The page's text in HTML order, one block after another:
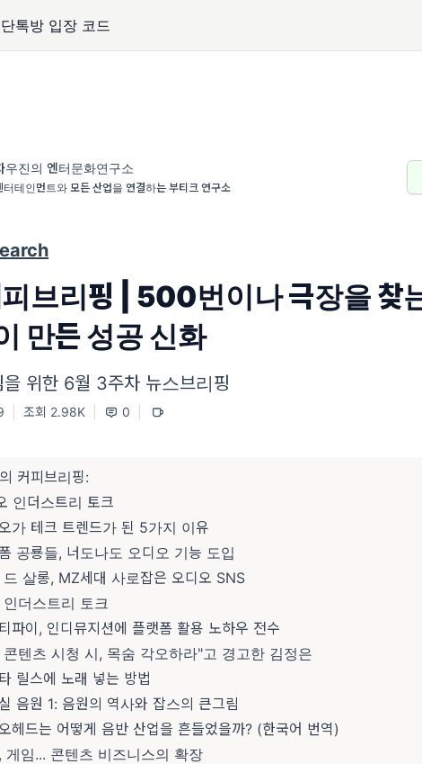
톡방 입장 코드
우진의 엔터문화연구소
터테인먼트와 모든 산업을 연결하는 부티크 연구소
브리핑 | 500번이나 극장을 찾
만든 성공 신화
을 위한 6월 3주차 뉴스브리핑
조회 2.98K 0
커피브리핑:
인더스트리 토크
가 테크 트렌드가 된 5가지 이유
공룡들, 너도나도 오디오 기능 도입
살롱, MZ세대 사로잡은 오디오 SNS
더스트리 토크
파이, 인디뮤지션에 플랫폼 활용 노하우 전수
텐츠 시청 시, 목숨 각오하라"고 경고한 김정은
릴스에 노래 넣는 방법
음원 1: 음원의 역사와 잡스의 큰그림
헤드는 어떻게 음반 산업을 흔들었을까? (한국어 번역)
게임... 콘텐츠 비즈니스의 확장